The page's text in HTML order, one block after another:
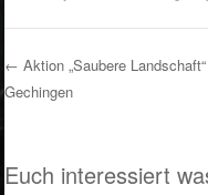
Post
← Aktion „Saubere
Gechingen
Euch interessiert